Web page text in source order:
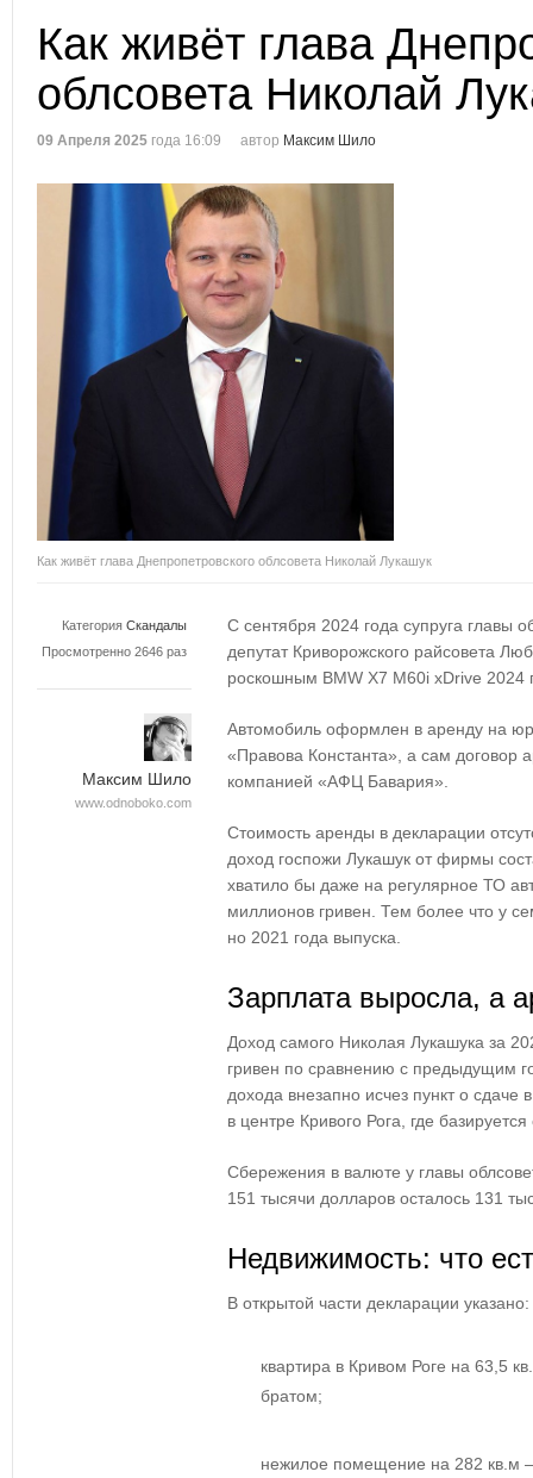
Как живёт глава
облсовета Николай
09 Апреля 2025 года 16:09 автор Максим Шило
Как живёт глава Днепропетровского облсовета Николай Лукашук
Категория Скандалы
Просмотренно 2646 раз
Максим Шило
www.odnoboko.com
С сентября 2024 года супруга главы
депутат Криворожского райсовета
роскошным BMW X7 M60i xDrive 2024
Автомобиль оформлен в аренду на
«Правова Константа», а сам договор
компанией «АФЦ Бавария».
Стоимость аренды в декларации
доход госпожи Лукашук от фирмы
хватило бы даже на регулярное ТО
миллионов гривен. Тем более что у
но 2021 года выпуска.
Зарплата выросла, а
Доход самого Николая Лукашука за
гривен по сравнению с предыдущим
дохода внезапно исчез пункт о
в центре Кривого Рога, где
Сбережения в валюте у главы
151 тысячи долларов осталось 131
Недвижимость: что
В открытой части декларации указано:
квартира в Кривом Роге на 63,5
братом;
нежилое помещение на 282 кв.м